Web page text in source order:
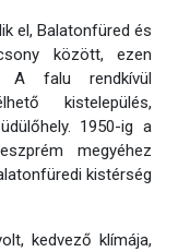
el, Balatonfüred és
között, ezen
A falu rendkívül
kistelepülés,
1950-ig a
megyéhez
kistérség
kedvező klímája,